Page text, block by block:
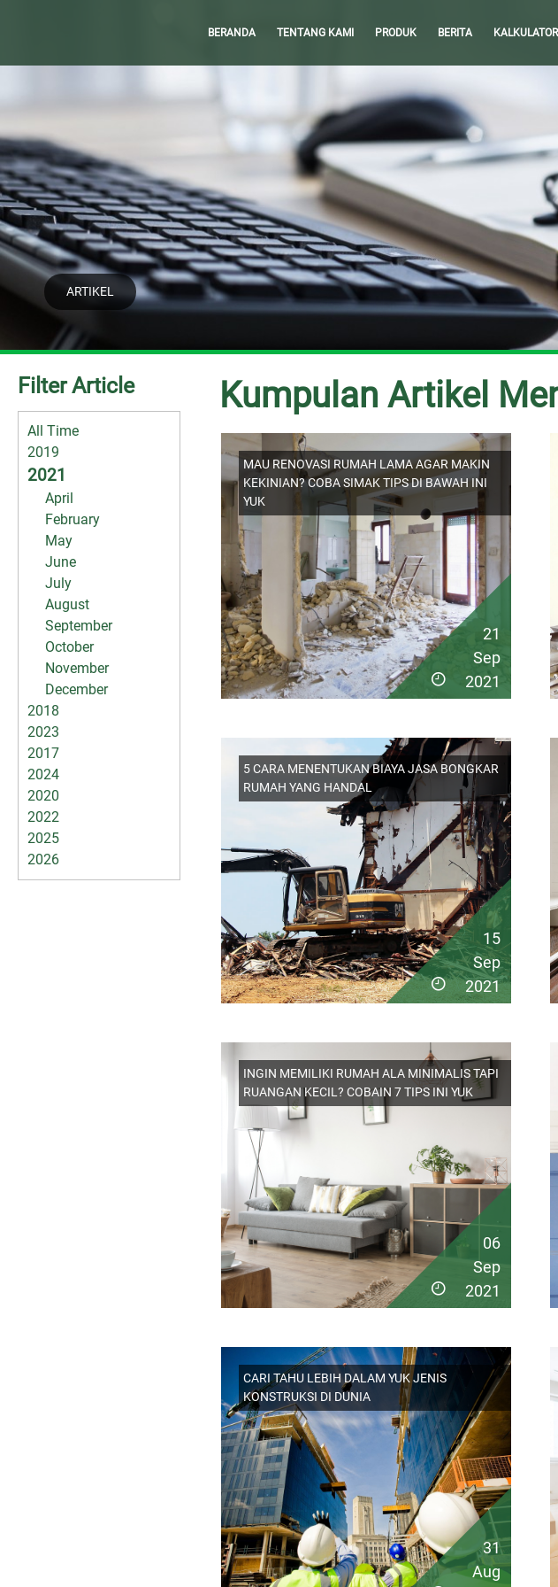
BERANDA TENTANG KAMI PRODUK BERITA
ARTIKEL
Filter Article
All Time
2019
2021
April
February
May
June
July
August
September
October
November
December
2018
2023
2017
2024
2020
2022
2025
2026
Kumpulan Artikel
MAU RENOVASI RUMAH LAMA AGAR MAKIN
KEKINIAN? COBA SIMAK TIPS DI BAWAH INI
YUK
21
Sep
2021
5 CARA MENENTUKAN BIAYA JASA BONGKAR
RUMAH YANG HANDAL
15
Sep
2021
INGIN MEMILIKI RUMAH ALA MINIMALIS TAPI
RUANGAN KECIL? COBAIN 7 TIPS INI YUK
06
Sep
2021
CARI TAHU LEBIH DALAM YUK JENIS
KONSTRUKSI DI DUNIA
31
Aug